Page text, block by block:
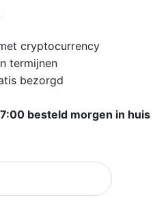
cryptocurrency
termijnen
bezorgd
besteld morgen in huis